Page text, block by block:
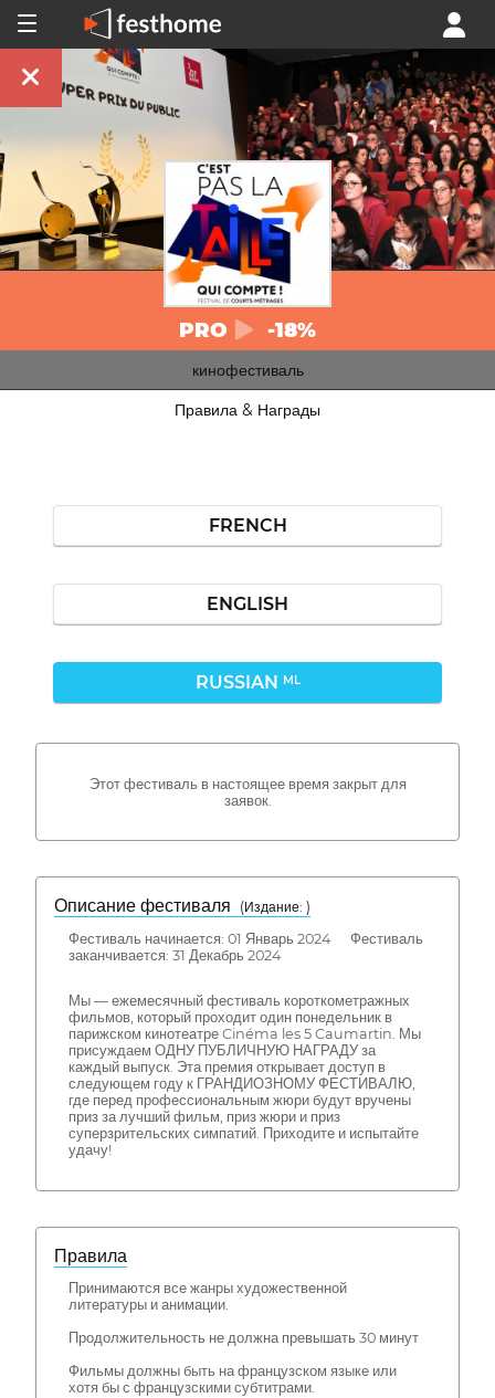
PRO -18%
кинофестиваль
Правила & Награды
FRENCH
ENGLISH
RUSSIAN ML
Этот фестиваль в настоящее время закрыт для
заявок.
Описание фестиваля
( Издание: )
Фестиваль начинается: 01 Январь 2024 Фестиваль
заканчивается: 31 Декабрь 2024
Мы — ежемесячный фестиваль короткометражных
фильмов, который проходит один понедельник в
парижском кинотеатре Cinéma les 5 Caumartin. Мы
присуждаем ОДНУ ПУБЛИЧНУЮ НАГРАДУ за
каждый выпуск. Эта премия открывает доступ в
следующем году к ГРАНДИОЗНОМУ ФЕСТИВАЛЮ,
где перед профессиональным жюри будут вручены
приз за лучший фильм, приз жюри и приз
суперзрительских симпатий. Приходите и испытайте
удачу!
Правила
Принимаются все жанры художественной
литературы и анимации.
Продолжительность не должна превышать 30 минут
Фильмы должны быть на французском языке или
хотя бы с французскими субтитрами.